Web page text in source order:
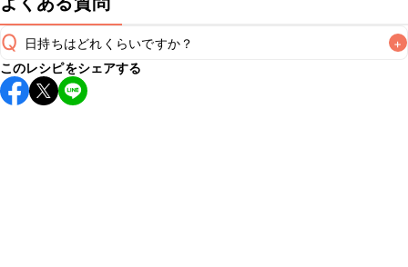
Q 日持ちはどれくらいですか？ +
保存期間は冷蔵で当日中が目安です。なるべくお早めにお召
し上がりください。
このレシピをシェアする